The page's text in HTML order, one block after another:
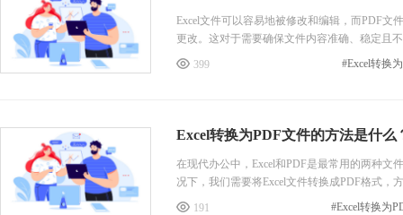
Excel文件可以容易地被修改和编辑，而PDF文
更改。这对于需要确保文件内容准确、稳定且
中，很多时候是需要将Excel转换为PDF格式
399 #Excel转换
Excel转换为PDF文件的方法是什么
在现代办公中，Excel和PDF是最常用的两种文
况下，我们需要将Excel文件转换成PDF格式
许多工具可以完成这一转换，其中，PDF365
191 #Excel转换为